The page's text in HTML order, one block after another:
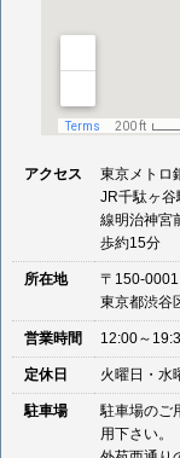
アクセス
東京メトロ
JR千駄ヶ谷
線明治神宮
歩約15分
所在地
〒150-0001
東京都渋谷
営業時間 12:00～
定休日 火曜日・水
駐車場
駐車場のご
用下さい。